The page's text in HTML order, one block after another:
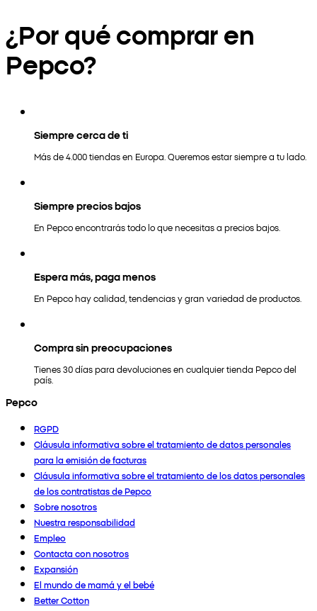
¿Por qué comprar en
Pepco?
Siempre cerca de ti
Más de 4.000 tiendas en Europa. Queremos estar siempre a tu lado.
Siempre precios bajos
En Pepco encontrarás todo lo que necesitas a precios bajos.
Espera más, paga menos
En Pepco hay calidad, tendencias y gran variedad de productos.
Compra sin preocupaciones
Tienes 30 días para devoluciones en cualquier tienda Pepco del
país.
Pepco
RGPD
Cláusula informativa sobre el tratamiento de datos personales
para la emisión de facturas
Cláusula informativa sobre el tratamiento de los datos personales
de los contratistas de Pepco
Sobre nosotros
Nuestra responsabilidad
Empleo
Contacta con nosotros
Expansión
El mundo de mamá y el bebé
Better Cotton